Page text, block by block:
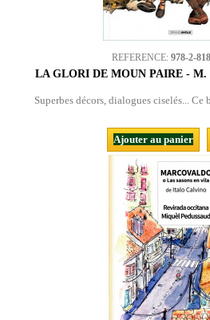
REFERENCE: 978-2-
LA GLORI DE MOUN PAIRE - M.
Superbes décors, dialogues ciselés... Ce
Ajouter au panier